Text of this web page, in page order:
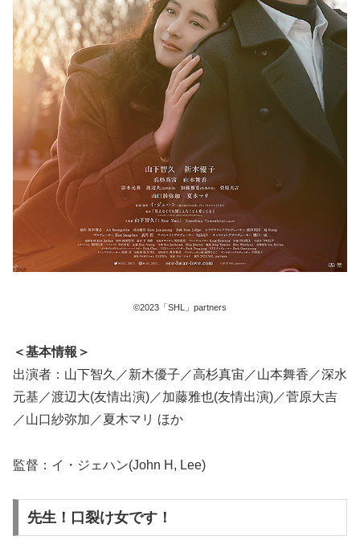
©2023「SHL」partners
＜基本情報＞
出演者：山下智久／新木優子／高杉真宙／山本舞香／深水
元基／渡辺大(友情出演)／加藤雅也(友情出演)／菅原大吉
／山口紗弥加／夏木マリ ほか
監督：イ・ジェハン(John H, Lee)
先生！口裂け女です！